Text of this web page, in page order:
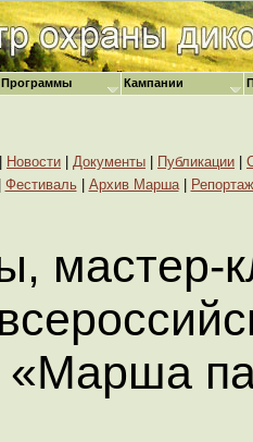
Новости Документы Публикации
Фестиваль| Архив Марша|
мастер-
«Марша
Программы Кампании